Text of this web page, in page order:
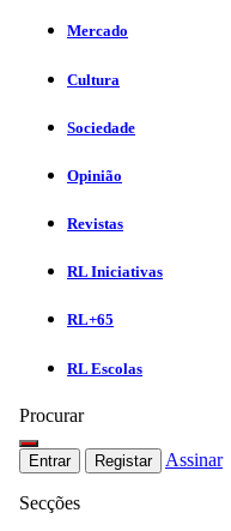
Mercado
Cultura
Sociedade
Opinião
Revistas
RL Iniciativas
RL+65
RL Escolas
Procurar
Entrar Registar Assinar
Secções